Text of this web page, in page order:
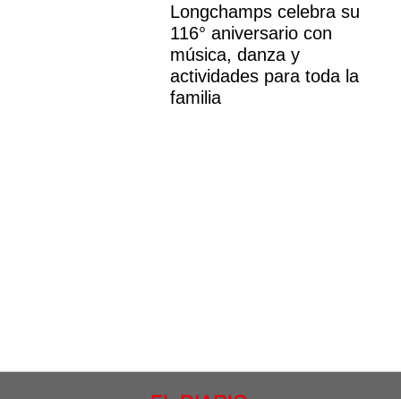
Longchamps celebra su
116° aniversario con
música, danza y
actividades para toda la
familia